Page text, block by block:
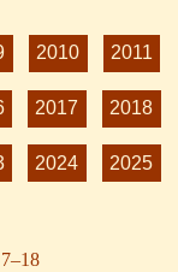
2010 2011
2017 2018
2024 2025